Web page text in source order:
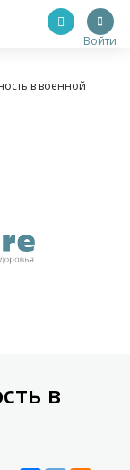
Войти
в военной
в